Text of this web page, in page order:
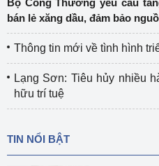
bán lẻ xăng dầu, đảm bảo
Thông tin mới về tình hình
Lạng Sơn: Tiêu hủy nhiều
hữu trí tuệ
TIN NỔI BẬT